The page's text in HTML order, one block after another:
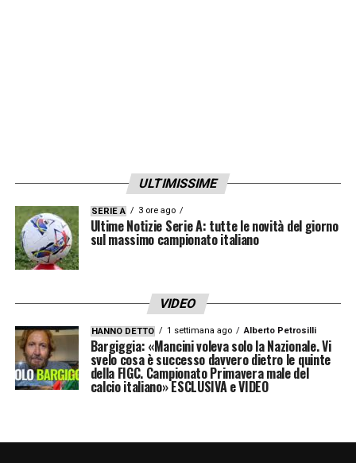
21 Fagioli
22 Weah
27 Cambiaso
29 Di Gregorio
37 Savona
ULTIMISSIME
SERIE A 3 ore ago
Ultime Notizie Serie A: tutte le novità del giorno
sul massimo campionato italiano
VIDEO
HANNO DETTO 1 settimana ago Alberto Petrosilli
Bargiggia: «Mancini voleva solo la Nazionale. Vi
svelo cosa è successo davvero dietro le quinte
della FIGC. Campionato Primavera male del
calcio italiano» ESCLUSIVA e VIDEO